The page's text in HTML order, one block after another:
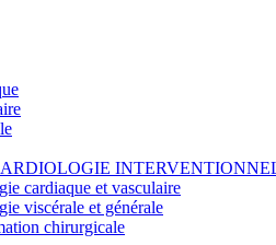
cardiaque et vasculaire
viscérale et générale
chirurgicale